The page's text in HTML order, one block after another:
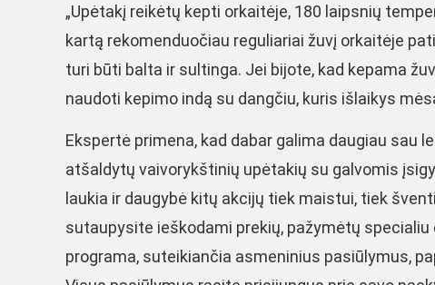
„Upėtakį reikėtų kepti orkaitėje, 180 laipsnių
kartą rekomenduočiau reguliariai žuvį orkaitėje
turi būti balta ir sultinga. Jei bijote, kad kepama
naudoti kepimo indą su dangčiu, kuris išlaikys
Ekspertė primena, kad dabar galima daugiau sau
atšaldytų vaivorykštinių upėtakių su galvomis
laukia ir daugybė kitų akcijų tiek maistui, tiek
sutaupysite ieškodami prekių, pažymėtų specialiu
programa, suteikiančia asmeninius pasiūlymus,